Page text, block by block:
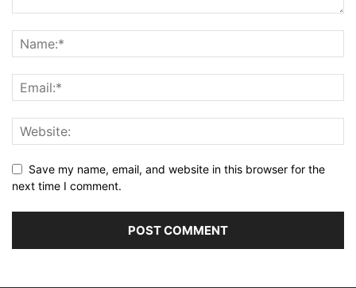
Save my name, email, and website in this browser for the
next time I comment.